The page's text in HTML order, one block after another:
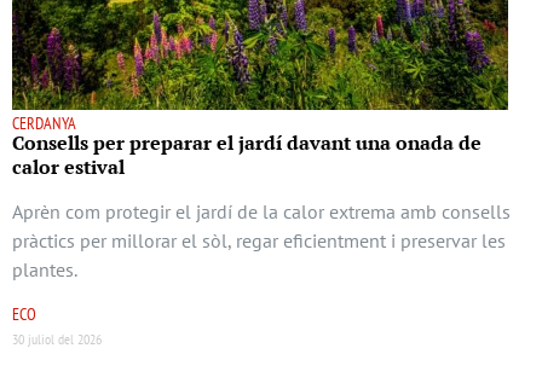
CERDANYA
Consells per preparar el jardí davant una onada de
calor estival
Aprèn com protegir el jardí de la calor extrema amb consells
pràctics per millorar el sòl, regar eficientment i preservar les
plantes.
ECO
30 juliol del 2026